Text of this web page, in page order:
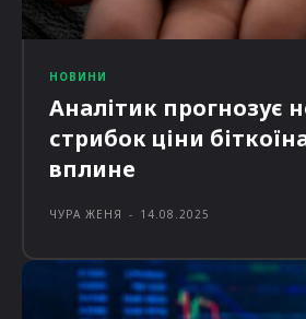
НОВИНИ
Аналітик прогнозує
стрибок ціни
вплине
ЧУРА ЖЕНЯ - 14.08.2025